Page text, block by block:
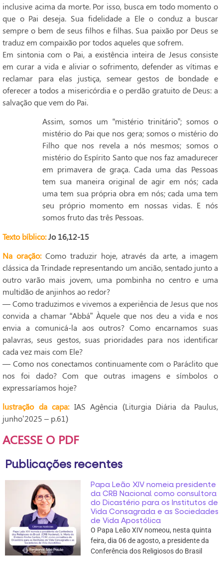
inclusive acima da morte. Por isso, busca em todo momento o
que o Pai deseja. Sua fidelidade a Ele o conduz a buscar
sempre o bem de seus filhos e filhas. Sua paixão por Deus se
traduz em compaixão por todos aqueles que sofrem.
Em sintonia com o Pai, a existência inteira de Jesus consiste
em curar a vida e aliviar o sofrimento, defender as vítimas e
reclamar para elas justiça, semear gestos de bondade e
oferecer a todos a misericórdia e o perdão gratuito de Deus: a
salvação que vem do Pai.
Assim, somos um “mistério trinitário”; somos o
mistério do Pai que nos gera; somos o mistério do
Filho que nos revela a nós mesmos; somos o
mistério do Espírito Santo que nos faz amadurecer
em primavera de graça. Cada uma das Pessoas
tem sua maneira original de agir em nós; cada
uma tem sua própria obra em nós; cada uma tem
seu próprio momento em nossas vidas. E nós
somos fruto das três Pessoas.
Texto bíblico:Jo 16,12-15
Na oração:Como traduzir hoje, através da arte, a imagem
clássica da Trindade representando um ancião, sentado junto a
outro varão mais jovem, uma pombinha no centro e uma
multidão de anjinhos ao redor?
— Como traduzimos e vivemos a experiência de Jesus que nos
convida a chamar “Abbá” Àquele que nos deu a vida e nos
envia a comunicá-la aos outros? Como encarnamos suas
palavras, seus gestos, suas prioridades para nos identificar
cada vez mais com Ele?
— Como nos conectamos continuamente com o Paráclito que
nos foi dado? Com que outras imagens e símbolos o
expressaríamos hoje?
lustração da capa: IAS Agência (Liturgia Diária da Paulus,
junho’2025 – p.61)
ACESSE O PDF
Publicações recentes
Papa Leão XIV nomeia presidente
da CRB Nacional como consultora
do Dicastério para os Institutos de
Vida Consagrada e as Sociedades
de Vida Apostólica
O Papa Leão XIV nomeou, nesta quinta
feira, dia 06 de agosto, a presidente da
Conferência dos Religiosos do Brasil